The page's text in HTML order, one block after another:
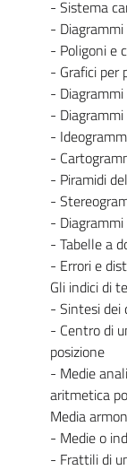
- Sistema
-
- Poligoni e
- Grafici per
-
-
-
-
- Piramidi
-
-
- Tabelle a
- Errori e
Gli indici di
- Sintesi dei
- Centro di
posizione
- Medie
aritmetica
Media
- Medie o
- Frattili di